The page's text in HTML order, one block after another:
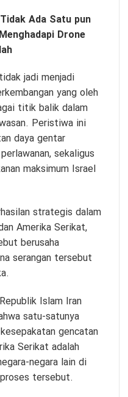
Ada Satu pun
Drone
jadi menjadi
yang oleh
titik balik dalam
Peristiwa ini
daya gentar
sekaligus
maksimum Israel
strategis dalam
Amerika Serikat,
berusaha
serangan tersebut
Islam Iran
satu-satunya
gencatan
Serikat adalah
negara lain di
tersebut.